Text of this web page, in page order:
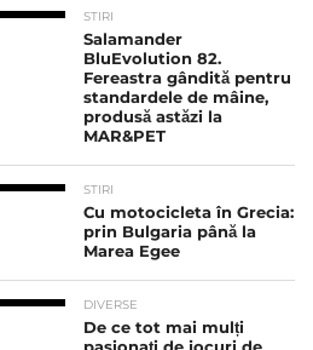
STIRI
Salamander
BluEvolution 82.
Fereastra gândită pentru
standardele de mâine,
produsă astăzi la
MAR&PET
STIRI
Cu motocicleta în Grecia:
prin Bulgaria până la
Marea Egee
DIVERSE
De ce tot mai mulți